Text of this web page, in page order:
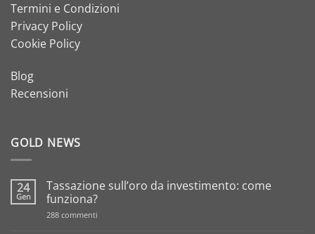
Termini e Condizioni
Privacy Policy
Cookie Policy
Blog
Recensioni
GOLD NEWS
24
Gen
Tassazione sull’oro da investimento: come
funziona?
288 commenti